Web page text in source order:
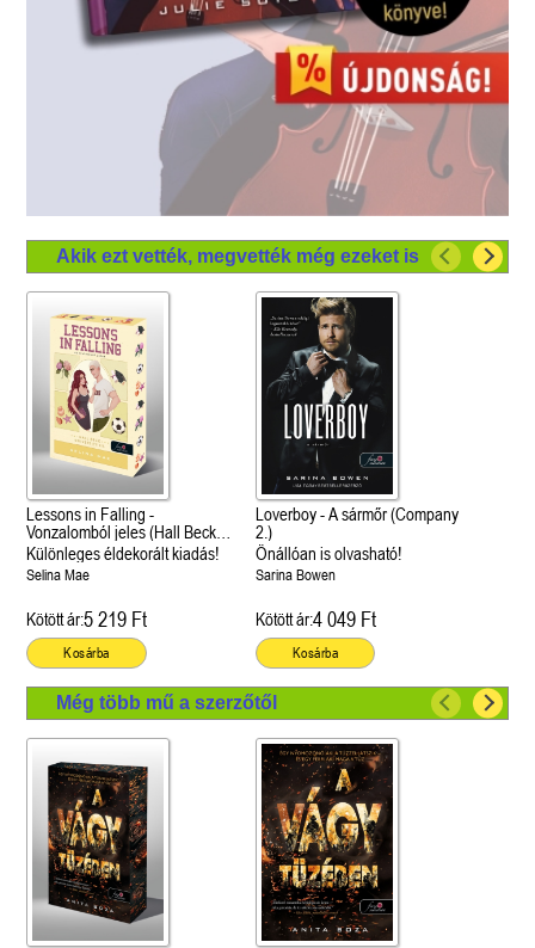
Akik ezt vették, megvették még ezeket is
Lessons in Falling -
Vonzalomból jeles (Hall Beck
University 3.)
Különleges éldekorált kiadás!
Selina Mae
Kötött ár:5 219 Ft
Kosárba
Loverboy - A sármőr (Company
2.)
Önállóan is olvasható!
Sarina Bowen
Kötött ár:4 049 Ft
Kosárba
Még több mű a szerzőtől